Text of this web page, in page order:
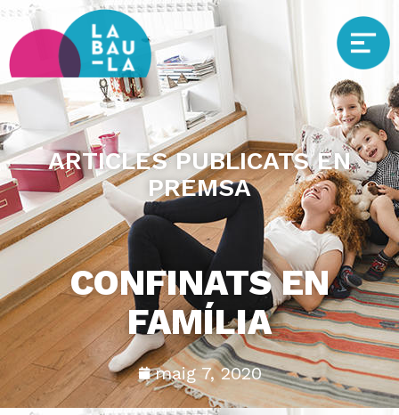
ARTICLES PUBLICATS EN
PREMSA
CONFINATS EN
FAMÍLIA
maig 7, 2020